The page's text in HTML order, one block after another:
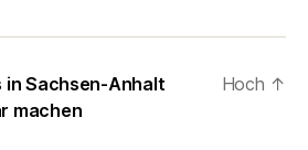
in Sachsen-Anhalt
machen
Hoch ↑